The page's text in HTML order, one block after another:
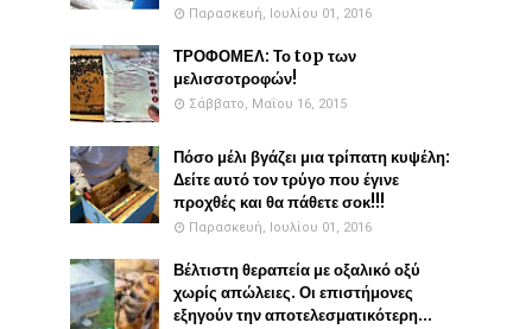
Παρασκευή, Ιουλίου 01, 2016
ΤΡΟΦΟΜΕΛ: Το top των
μελισσοτροφών!
Σάββατο, Μαΐου 16, 2015
Πόσο μέλι βγάζει μια τρίπατη κυψέλη:
Δείτε αυτό τον τρύγο που έγινε
προχθές και θα πάθετε σοκ!!!
Παρασκευή, Ιουλίου 01, 2016
Βέλτιστη θεραπεία με οξαλικό οξύ
χωρίς απώλειες. Οι επιστήμονες
εξηγούν την αποτελεσματικότερη...